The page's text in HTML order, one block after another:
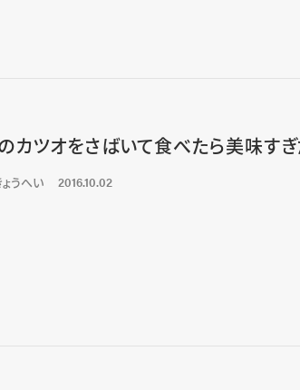
カツオをさばいて食べたら美味す
ょうへい 2016.10.02